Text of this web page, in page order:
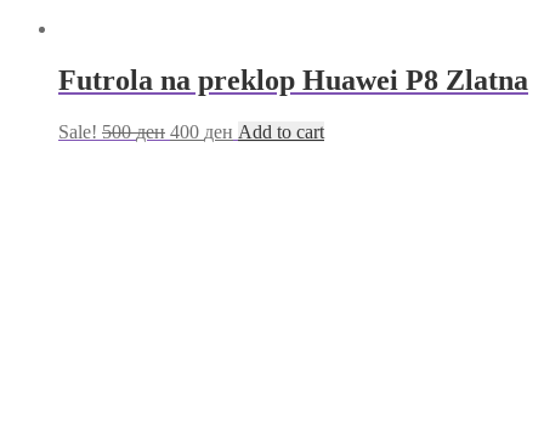
Futrola na preklop Huawei P8 Zlatna
Sale! 500ден 400 ден Add to cart